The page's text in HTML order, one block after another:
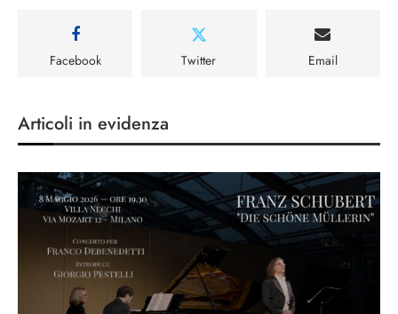
Facebook Twitter Email
Articoli in evidenza